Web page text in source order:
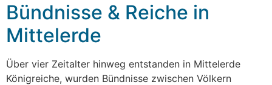
Bündnisse & Reiche in
Mittelerde
Über vier Zeitalter hinweg entstanden in Mittelerde
Königreiche, wurden Bündnisse zwischen Völkern